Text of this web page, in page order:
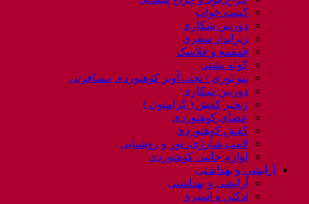
کیسه خواب
دوربین شکاری
زیرانداز سفری
قمقمه و فلاسک
کوله پشتی
ننو توری / تخت آویز کوهنوردی مسافرتی
دوربین شکاری
زنجیر کفش ( کرامپون )
عصای کوهنوردی
کفش کوهنوردی
لامپ شارژی، نور و روشنایی
لوازم جانبی کوهنوردی
آرایشی و بهداشتی
آرایشی و بهداشتی
ادکلن و اسپری